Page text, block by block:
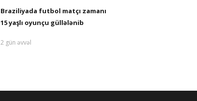
Braziliyada futbol matçı zamanı
15 yaşlı oyunçu güllələnib
2 gün əvvəl